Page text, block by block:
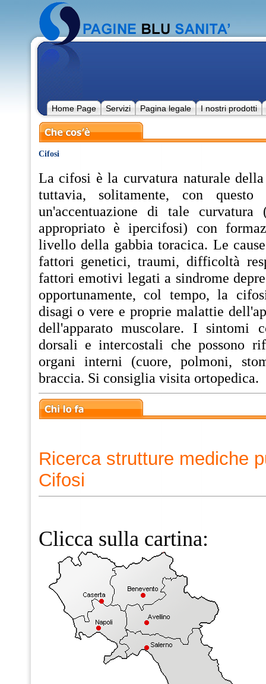
Home Page Servizi Pagina legale I nostri prodotti
Cifosi
La cifosi è la curvatura naturale
tuttavia, solitamente, con
un'accentuazione di tale
appropriato è ipercifosi) con
livello della gabbia toracica. Le
fattori genetici, traumi, difficoltà
fattori emotivi legati a sindrome
opportunamente, col tempo, la
disagi o vere e proprie malattie
dell'apparato muscolare. I sintomi
dorsali e intercostali che possono
organi interni (cuore, polmoni,
braccia. Si consiglia visita ortopedica.
Ricerca strutture mediche
Cifosi
Clicca sulla cartina: